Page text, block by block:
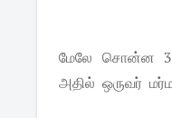
மேலே சொன்ன 3
அதில் ஒருவர்